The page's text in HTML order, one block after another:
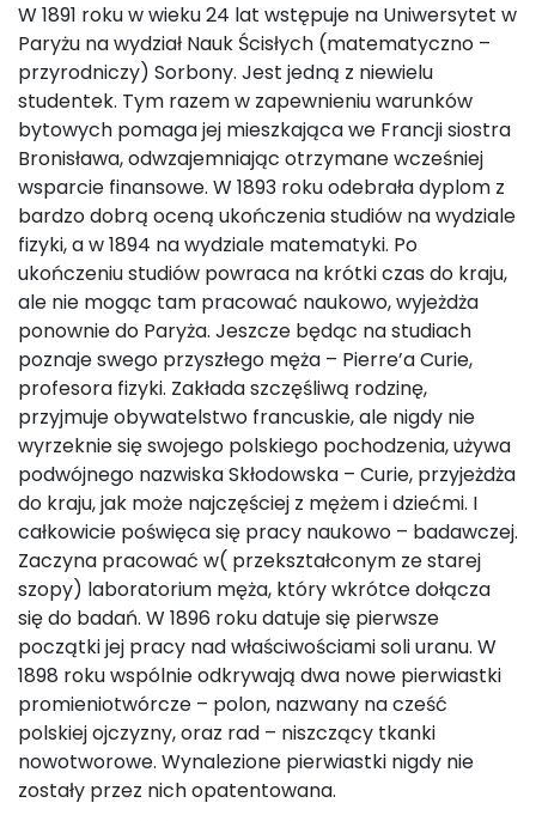
W 1891 roku w wieku 24 lat wstępuje na Uniwersytet w
Paryżu na wydział Nauk Ścisłych (matematyczno –
przyrodniczy) Sorbony. Jest jedną z niewielu
studentek. Tym razem w zapewnieniu warunków
bytowych pomaga jej mieszkająca we Francji siostra
Bronisława, odwzajemniając otrzymane wcześniej
wsparcie finansowe. W 1893 roku odebrała dyplom z
bardzo dobrą oceną ukończenia studiów na wydziale
fizyki, a w 1894 na wydziale matematyki. Po
ukończeniu studiów powraca na krótki czas do kraju,
ale nie mogąc tam pracować naukowo, wyjeżdża
ponownie do Paryża. Jeszcze będąc na studiach
poznaje swego przyszłego męża – Pierre’a Curie,
profesora fizyki. Zakłada szczęśliwą rodzinę,
przyjmuje obywatelstwo francuskie, ale nigdy nie
wyrzeknie się swojego polskiego pochodzenia, używa
podwójnego nazwiska Skłodowska – Curie, przyjeżdża
do kraju, jak może najczęściej z mężem i dziećmi. I
całkowicie poświęca się pracy naukowo – badawczej.
Zaczyna pracować w( przekształconym ze starej
szopy) laboratorium męża, który wkrótce dołącza
się do badań. W 1896 roku datuje się pierwsze
początki jej pracy nad właściwościami soli uranu. W
1898 roku wspólnie odkrywają dwa nowe pierwiastki
promieniotwórcze – polon, nazwany na cześć
polskiej ojczyzny, oraz rad – niszczący tkanki
nowotworowe. Wynalezione pierwiastki nigdy nie
zostały przez nich opatentowana.